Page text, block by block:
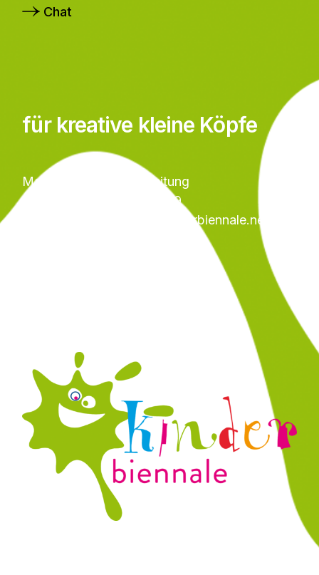
Chat
für kreative kleine Köpfe
Margit Bäurle, Projektleitung
Telefon 0157 / 87 60 08 29
E-Mail margit.baeurle@kinderbiennale.net
Kinder-Biennale